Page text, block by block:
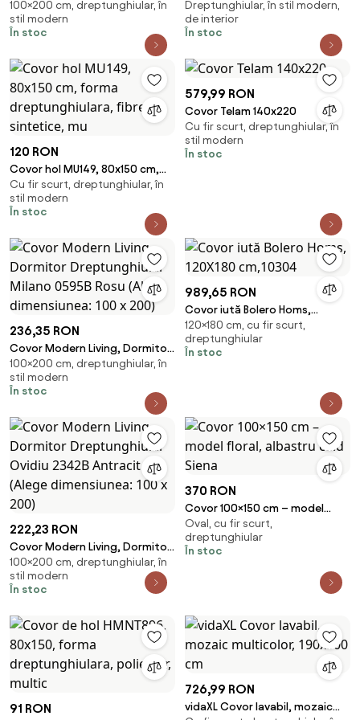
Dreptunghiular Marble 0857A
(Alege dimensiunea: 100 x 200)
100×200 cm, dreptunghiular, în
stil modern
În stoc
Dreptunghiular Cameleon
2323A Gri (Alege dimensiunea:
100 x 200)
Dreptunghiular, în stil modern,
de interior
În stoc
120 RON
Covor hol MU149, 80x150 cm,
forma dreptunghiulara, fibre
sintetice, mu
Cu fir scurt, dreptunghiular, în
stil modern
În stoc
579,99 RON
Covor Telam 140x220
Cu fir scurt, dreptunghiular, în
stil modern
În stoc
236,35 RON
Covor Modern Living, Dormitor
Dreptunghiular Milano 0595B
Rosu (Alege dimensiunea: 100 x
200)
100×200 cm, dreptunghiular, în
stil modern
În stoc
989,65 RON
Covor iută Bolero Homs,
120X180 cm,10304
120×180 cm, cu fir scurt,
dreptunghiular
În stoc
222,23 RON
Covor Modern Living, Dormitor
Dreptunghiular Ovidiu 2342B
Antracit (Alege dimensiunea:
100 x 200)
100×200 cm, dreptunghiular, în
stil modern
În stoc
370 RON
Covor 100×150 cm – model
floral, albastru cald Siena
Oval, cu fir scurt,
dreptunghiular
În stoc
91 RON
726,99 RON
vidaXL Covor lavabil, mozaic